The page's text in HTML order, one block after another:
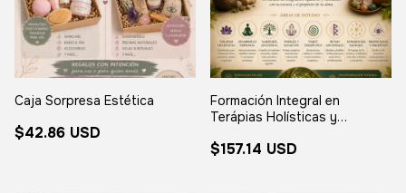
Caja Sorpresa Estética
$42.86 USD
Formación Integral en
Terápias Holísticas y
$157.14 USD